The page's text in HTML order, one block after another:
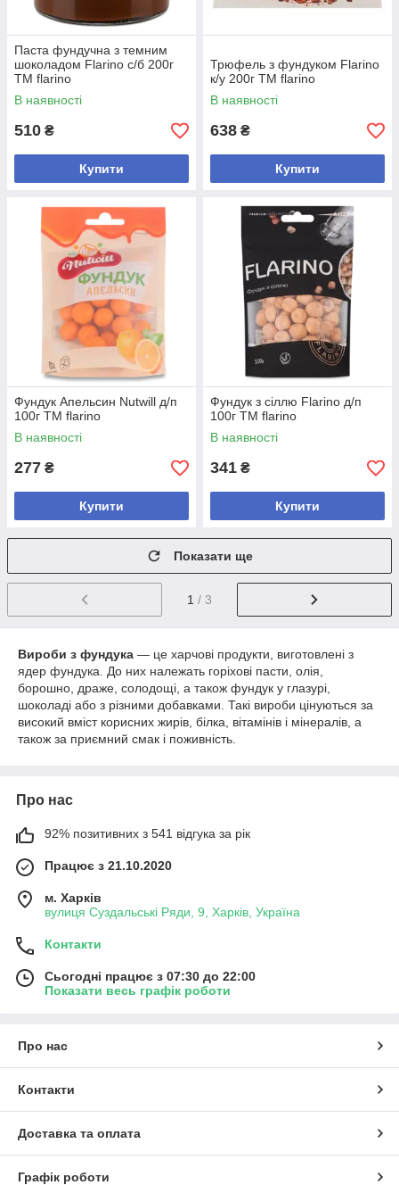
Паста фундучна з темним
шоколадом Flarino с/б 200г
ТМ flarino
В наявності
510 ₴
Купити
Трюфель з фундуком Flarino
к/у 200г ТМ flarino
В наявності
638 ₴
Купити
Фундук Апельсин Nutwill д/п
100г ТМ flarino
В наявності
277 ₴
Купити
Фундук з сіллю Flarino д/п
100г ТМ flarino
В наявності
341 ₴
Купити
Показати ще
1 / 3
Вироби з фундука — це харчові продукти, виготовлені з
ядер фундука. До них належать горіхові пасти, олія,
борошно, драже, солодощі, а також фундук у глазурі,
шоколаді або з різними добавками. Такі вироби цінуються за
високий вміст корисних жирів, білка, вітамінів і мінералів, а
також за приємний смак і поживність.
Про нас
92% позитивних з 541 відгука за рік
Працює з 21.10.2020
м. Харків
вулиця Суздальські Ряди, 9, Харків, Україна
Контакти
Сьогодні працює з 07:30 до 22:00
Показати весь графік роботи
Про нас
Контакти
Доставка та оплата
Графік роботи